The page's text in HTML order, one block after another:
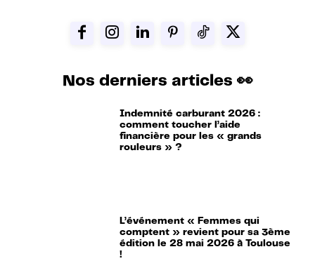
Nos derniers articles 👀
Indemnité carburant 2026 :
comment toucher l’aide
financière pour les « grands
rouleurs » ?
L’événement « Femmes qui
comptent » revient pour sa 3ème
édition le 28 mai 2026 à Toulouse
!